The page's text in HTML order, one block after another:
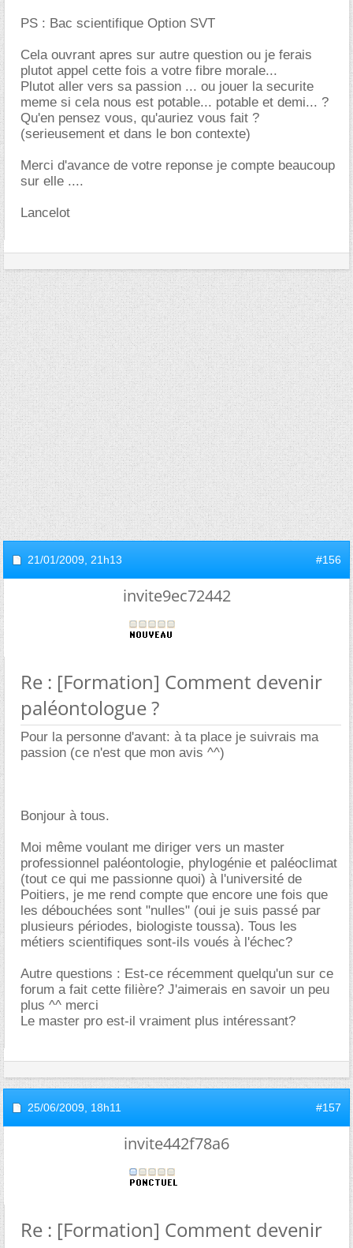
PS : Bac scientifique Option SVT
Cela ouvrant apres sur autre question ou je ferais
plutot appel cette fois a votre fibre morale...
Plutot aller vers sa passion ... ou jouer la securite
meme si cela nous est potable... potable et demi... ?
Qu'en pensez vous, qu'auriez vous fait ?
(serieusement et dans le bon contexte)
Merci d'avance de votre reponse je compte beaucoup
sur elle ....
Lancelot
21/01/2009, 21h13 #156
invite9ec72442
Re : [Formation] Comment devenir
paléontologue ?
Pour la personne d'avant: à ta place je suivrais ma
passion (ce n'est que mon avis ^^)
Bonjour à tous.
Moi même voulant me diriger vers un master
professionnel paléontologie, phylogénie et paléoclimat
(tout ce qui me passionne quoi) à l'université de
Poitiers, je me rend compte que encore une fois que
les débouchées sont "nulles" (oui je suis passé par
plusieurs périodes, biologiste toussa). Tous les
métiers scientifiques sont-ils voués à l'échec?
Autre questions : Est-ce récemment quelqu'un sur ce
forum a fait cette filière? J'aimerais en savoir un peu
plus ^^ merci
Le master pro est-il vraiment plus intéressant?
25/06/2009, 18h11 #157
invite442f78a6
Re : [Formation] Comment devenir